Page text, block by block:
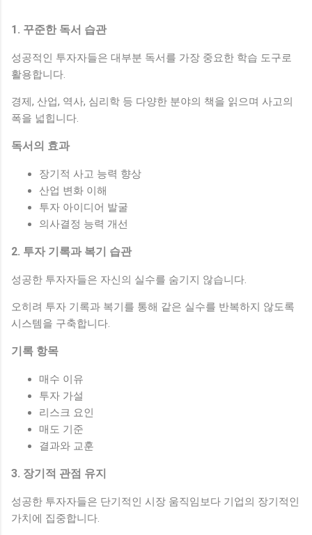
1. 꾸준한 독서 습관
성공적인 투자자들은 대부분 독서를 가장 중요한 학습 도구로
활용합니다.
경제, 산업, 역사, 심리학 등 다양한 분야의 책을 읽으며 사고의
폭을 넓힙니다.
독서의 효과
장기적 사고 능력 향상
산업 변화 이해
투자 아이디어 발굴
의사결정 능력 개선
2. 투자 기록과 복기 습관
성공한 투자자들은 자신의 실수를 숨기지 않습니다.
오히려 투자 기록과 복기를 통해 같은 실수를 반복하지 않도록
시스템을 구축합니다.
기록 항목
매수 이유
투자 가설
리스크 요인
매도 기준
결과와 교훈
3. 장기적 관점 유지
성공한 투자자들은 단기적인 시장 움직임보다 기업의 장기적인
가치에 집중합니다.